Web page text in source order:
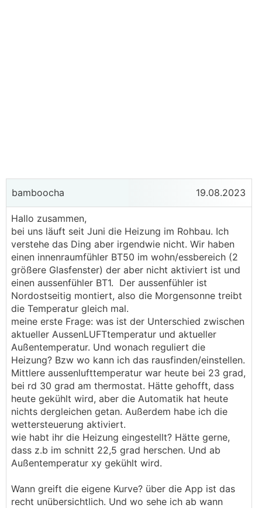
bamboocha 19.08.2023
Hallo zusammen,
bei uns läuft seit Juni die Heizung im Rohbau. Ich
verstehe das Ding aber irgendwie nicht. Wir haben
einen innenraumfühler BT50 im wohn/essbereich (2
größere Glasfenster) der aber nicht aktiviert ist und
einen aussenfühler BT1. Der aussenfühler ist
Nordostseitig montiert, also die Morgensonne treibt
die Temperatur gleich mal.
meine erste Frage: was ist der Unterschied zwischen
aktueller AussenLUFTtemperatur und aktueller
Außentemperatur. Und wonach reguliert die
Heizung? Bzw wo kann ich das rausfinden/einstellen.
Mittlere aussenlufttemperatur war heute bei 23 grad,
bei rd 30 grad am thermostat. Hätte gehofft, dass
heute gekühlt wird, aber die Automatik hat heute
nichts dergleichen getan. Außerdem habe ich die
wettersteuerung aktiviert.
wie habt ihr die Heizung eingestellt? Hätte gerne,
dass z.b im schnitt 22,5 grad herschen. Und ab
Außentemperatur xy gekühlt wird.
Wann greift die eigene Kurve? über die App ist das
recht unübersichtlich. Und wo sehe ich ab wann